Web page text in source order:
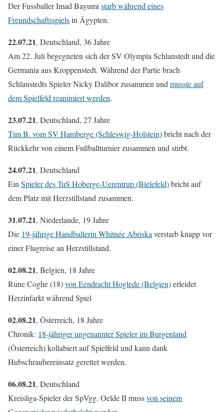
Der Fussballer Imad Bayumi starb während eines
Freundschaftsspielsin Ägypten.
22.07.21, Deutschland, 36 Jahre
Am 22. Juli begegneten sich der SV Olympia Schlanstedt und die
Germania aus Kroppenstedt. Während der Partie brach
Schlanstedts Spieler Nicky Dalibor zusammen und musste auf
dem Spielfeld reanimiert werden.
23.07.21, Deutschland, 27 Jahre
Tim B. vom SV Hamberge (Schleswig-Holstein)bricht nach der
Rückkehr von einem Fußballturnier zusammen und stirbt.
24.07.21, Deutschland
Ein Spieler des TuS Hoberge-Uerentrup (Bielefeld)bricht auf
dem Platz mit Herzstillstand zusammen.
31.07.21, Niederlande, 19 Jahre
Die 19-jährige Handballerin Whitnée Abriska verstarb knapp vor
einer Flugreise an Herzstillstand.
02.08.21, Belgien, 18 Jahre
Rune Coghe (18)von Eendracht Hoglede (Belgien)erleidet
Herzinfarkt während Spiel
02.08.21, Österreich, 18 Jahre
Chronik: 18-jähriger ungenannter Spieler im Burgenland
(Österreich) kollabiert auf Spielfeld und kann dank
Hubschraubereinsatz gerettet werden.
06.08.21, Deutschland
Kreisliga-Spieler der SpVgg. Oelde II mussvon seinem